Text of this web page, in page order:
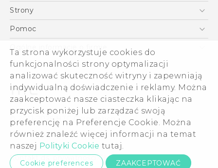
Ta strona wykorzystuje cookies do
funkcjonalności strony optymalizacji
analizować skuteczność witryny i zapewniają
indywidualną doświadczenie i reklamy. Można
zaakceptować nasze ciasteczka klikając na
przycisk poniżej lub zarządzać swoją
preferencję na Preferencje Cookie. Można
również znaleźć więcej informacji na temat
naszej Polityki Cookie tutaj.
Cookie preferences ZAAKCEPTOWAĆ
Polish - Wytyczne dotyczące bezpieczeństwa i
User manual
Safety and regulatory guide
Smartfony
VIVE
Akcesoria
Strony
HTC Vive
Pomoc
Pomoc E-commerce
Ogólne informacje o firmie
ESG
Informacje o firmie
Dla inwestorów (angielski)
Cookie Preferences
Kariera
Security and Privacy Whitepaper
© 2011-2026 HTC Corporation
Warunki prawne
Kontakt ds. prywatności:Global-Privacy@htc.com